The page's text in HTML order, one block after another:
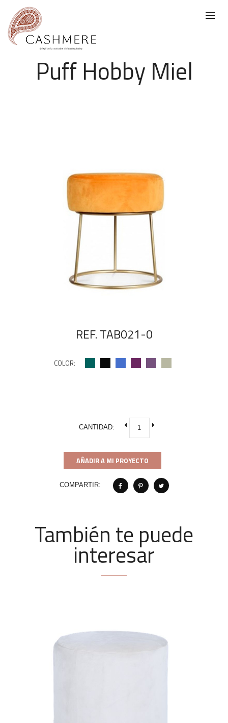
Puff Hobby Miel
REF. TAB021-0
COLOR:
CANTIDAD:
AÑADIR A MI PROYECTO
COMPARTIR:
También te puede
interesar